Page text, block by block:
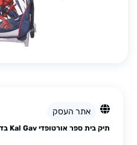
אתר העסק
תיק בית ספר אורטופדי Kal Gav בדגמים לבחירה